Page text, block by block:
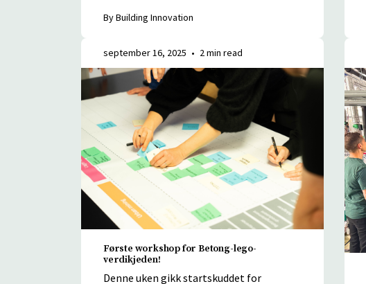
By Building Innovation
september 16, 2025 • 2 min read
Første workshop for Betong-lego-
verdikjeden!
Denne uken gikk startskuddet for